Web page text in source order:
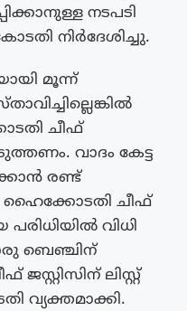
നടപടി
നിർദേശിച്ചു.
മൂന്ന്
ചീഫ്
വാദം കേട്ട
രണ്ട്
ചീഫ്
വിധി
ബെഞ്ചിന്
ലിസ്റ്റ്
വ്യക്തമാക്കി.